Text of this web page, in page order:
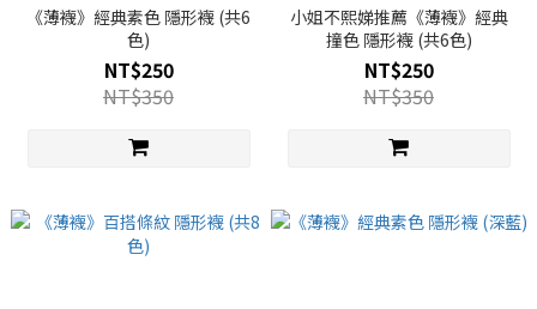
《薄襪》經典素色 隱形襪 (共6
色)
NT$250
NT$350
小姐不熙娣推薦《薄襪》經典
撞色 隱形襪 (共6色)
NT$250
NT$350